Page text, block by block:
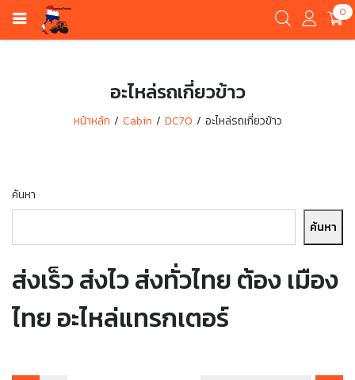
0
อะไหล่รถเกี่ยวข้าว
หน้าหลัก Cabin DC70 อะไหล่รถเกี่ยวข้าว
ค้นหา
ค้นหา
ส่งเร็ว ส่งไว ส่งทั่วไทย ต้อง เมือง
ไทย อะไหล่แทรกเตอร์